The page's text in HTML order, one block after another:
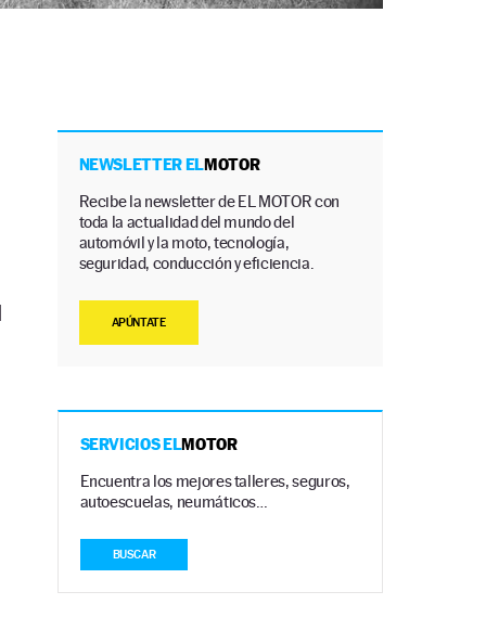
NEWSLETTER ELMOTOR
Recibe la newsletter de EL MOTOR con
toda la actualidad del mundo del
automóvil y la moto, tecnología,
seguridad, conducción y eficiencia.
APÚNTATE
SERVICIOS ELMOTOR
Encuentra los mejores talleres, seguros,
autoescuelas, neumáticos…
BUSCAR